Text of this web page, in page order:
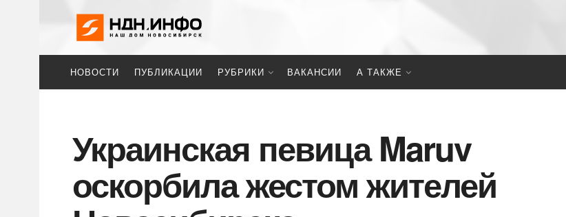
НОВОСТИ ПУБЛИКАЦИИ РУБРИКИ ВАКАНСИИ А ТАКЖЕ
Украинская певица Maruv
оскорбила жестом жителей